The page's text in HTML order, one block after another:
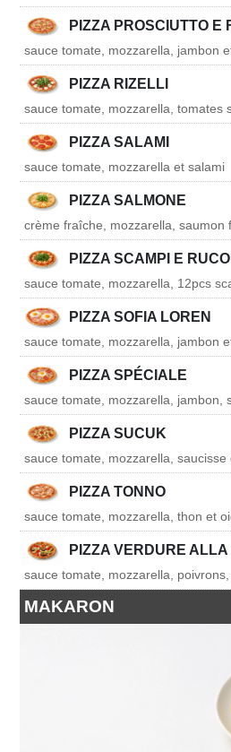
PIZZA PROSCIUTTO E
sauce tomate, mozzarella, jambon
PIZZA RIZELLI
sauce tomate, mozzarella, tomates
PIZZA SALAMI
sauce tomate, mozzarella et salami
PIZZA SALMONE
crème fraîche, mozzarella, saumon
PIZZA SCAMPI E
sauce tomate, mozzarella, 12pcs
PIZZA SOFIA LOREN
sauce tomate, mozzarella, jambon
PIZZA SPÉCIALE
sauce tomate, mozzarella, jambon,
PIZZA SUCUK
sauce tomate, mozzarella,
PIZZA TONNO
sauce tomate, mozzarella, thon et
PIZZA VERDURE ALLA
sauce tomate, mozzarella,
MAKARON